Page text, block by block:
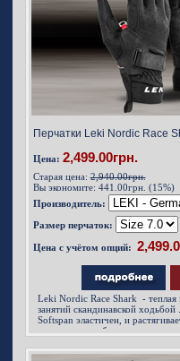
Перчатки Leki Nordic Race
Цена: 2,499.00грн.
Старая цена:2,940.00грн.
Вы экономите: 441.00грн. (15%)
Производитель:
Размер перчаток:
Цена с учётом опций:
Leki Nordic Race Shark -теплая
занятий скандинавской
Softspan эластичен, и
направлениях, благодаря чему